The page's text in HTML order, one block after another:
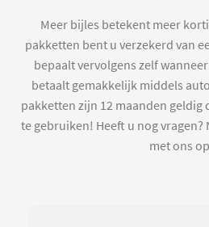
Meer bijles betekent meer
pakketten bent u verzekerd van
bepaalt vervolgens zelf
betaalt gemakkelijk middels
pakketten zijn 12 maanden geldig
te gebruiken! Heeft u nog vragen?
met ons